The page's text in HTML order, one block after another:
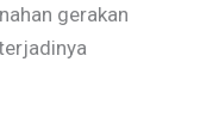
gerakan